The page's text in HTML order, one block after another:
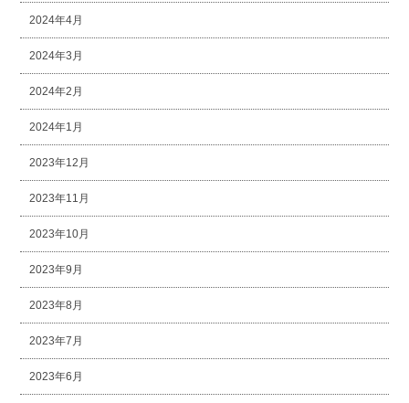
2024年4月
2024年3月
2024年2月
2024年1月
2023年12月
2023年11月
2023年10月
2023年9月
2023年8月
2023年7月
2023年6月